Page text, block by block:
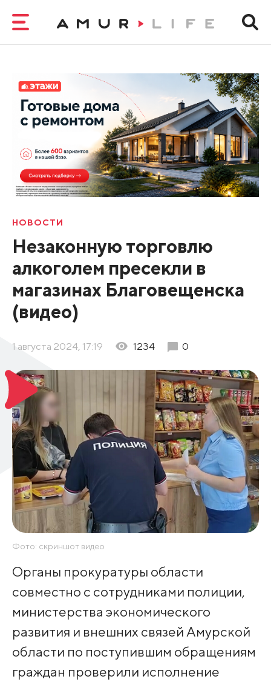
НОВОСТИ
Незаконную торговлю
алкоголем пресекли в
магазинах Благовещенска
(видео)
1 августа 2024, 17:19 1234 0
Фото: скриншот видео
Органы прокуратуры области
совместно с сотрудниками полиции,
министерства экономического
развития и внешних связей Амурской
области по поступившим обращениям
граждан проверили исполнение